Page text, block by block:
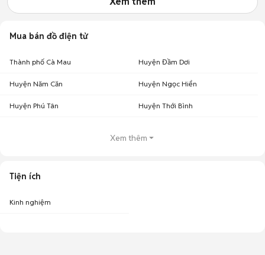
Mua bán đồ điện tử
Thành phố Cà Mau Huyện Đầm Dơi
Huyện Năm Căn Huyện Ngọc Hiển
Huyện Phú Tân Huyện Thới Bình
Xem thêm
Tiện ích
Kinh nghiệm